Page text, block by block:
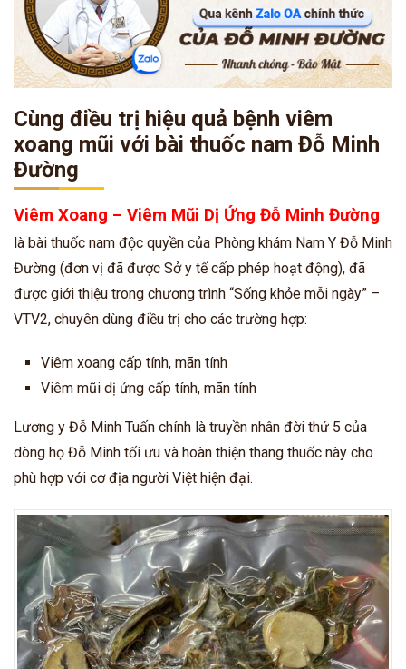
Cùng điều trị hiệu quả bệnh viêm
xoang mũi với bài thuốc nam Đỗ Minh
Đường
Viêm Xoang – Viêm Mũi Dị Ứng Đỗ Minh Đường
là bài thuốc nam độc quyền của Phòng khám Nam Y Đỗ Minh
Đường (đơn vị đã được Sở y tế cấp phép hoạt động), đã
được giới thiệu trong chương trình “Sống khỏe mỗi ngày” –
VTV2, chuyên dùng điều trị cho các trường hợp:
Viêm xoang cấp tính, mãn tính
Viêm mũi dị ứng cấp tính, mãn tính
Lương y Đỗ Minh Tuấn chính là truyền nhân đời thứ 5 của
dòng họ Đỗ Minh tối ưu và hoàn thiện thang thuốc này cho
phù hợp với cơ địa người Việt hiện đại.